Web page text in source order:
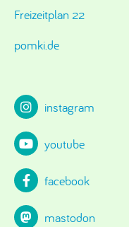
Freizeitplan 22
pomki.de
instagram
youtube
facebook
mastodon